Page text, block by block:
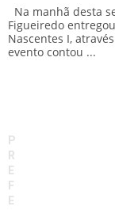
Na manhã desta
Figueiredo
Nascentes I,
evento contou ...
P
R
E
F
E